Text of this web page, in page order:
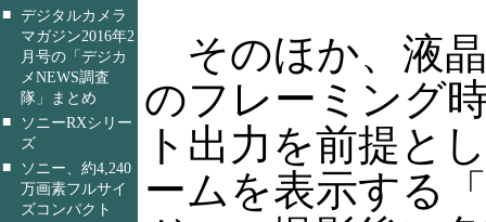
■ デジタルカメラ
マガジン2016年2
月号の「デジカ
メNEWS調査
隊」まとめ
■
ソニーRXシリー
ズ
■
ソニー、約4,240
万画素フルサイ
ズコンパクト
そのほか、液
のフレーミング
ト出力を前提と
ームを表示する